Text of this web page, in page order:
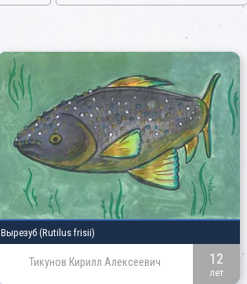
Вырезуб (Rutilus frisii)
Тикунов Кирилл Алексеевич 12
лет